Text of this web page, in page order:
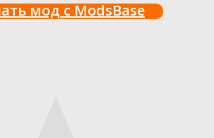
мод с ModsBase